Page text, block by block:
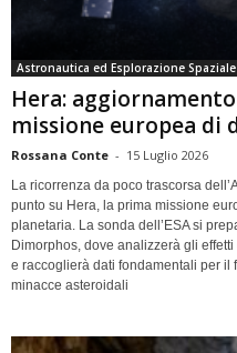
Astronautica ed Esplorazione Spaziale
Hera:
missione europea di
Rossana Conte - 15 Luglio 2026
La ricorrenza da poco trascorsa
punto su Hera, la prima missione
planetaria. La sonda dell’ESA si
Dimorphos, dove analizzerà gli
e raccoglierà dati fondamentali per il
minacce asteroidali